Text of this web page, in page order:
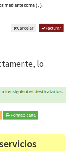
lo